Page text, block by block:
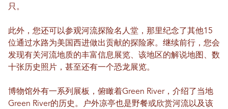
只。
此外，您还可以参观河流探险名人堂，那里纪念了其他15
位通过水路为美国西进做出贡献的探险家。继续前行，您会
发现有关河流地质的丰富信息展览、该地区的解说地图、数
十张历史照片，甚至还有一个恐龙展览。
博物馆外有一系列展板，俯瞰着Green River，介绍了当地
Green River的历史。户外凉亭也是野餐或欣赏河流以及该